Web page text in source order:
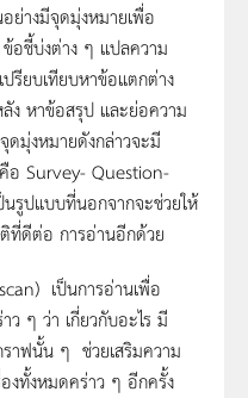
ย่างมีจุดมุ่งหมายเพื่อ
อชี้บ่งต่าง ๆ แปลความ
รียบเทียบหาข้อแตกต่าง
ง หาข้อสรุป และย่อความ
ดมุ่งหมายดังกล่าวจะมี
อ Survey- Question-
นรูปแบบที่นอกจากจะช่วยให้
ติที่ดีต่อ การอ่านอีกด้วย
เป็นการอ่านเพื่อ
ว ๆ ว่า เกี่ยวกับอะไร มี
าฟนั้น ๆ ช่วยเสริมความ
องทั้งหมดคร่าว ๆ อีกครั้ง